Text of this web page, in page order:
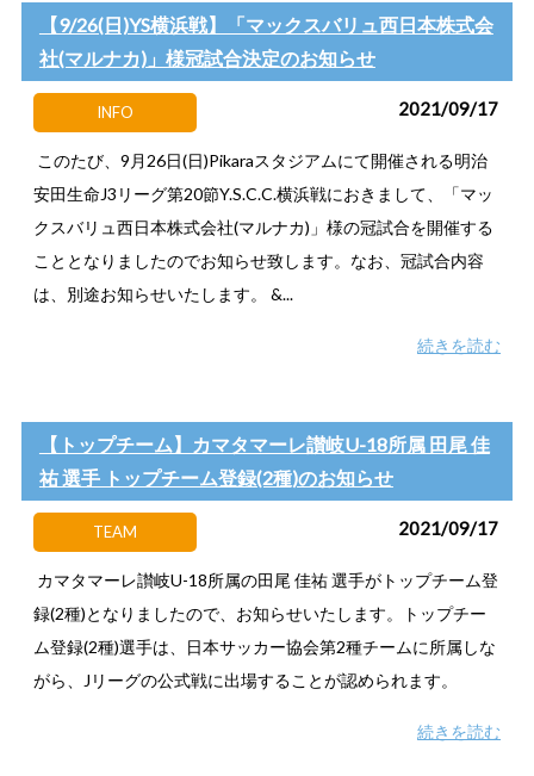
【9/26(日)YS横浜戦】「マックスバリュ西日本株式会
社(マルナカ)」様冠試合決定のお知らせ
INFO 2021/09/17
このたび、9月26日(日)Pikaraスタジアムにて開催される明治
安田生命J3リーグ第20節Y.S.C.C.横浜戦におきまして、「マッ
クスバリュ西日本株式会社(マルナカ)」様の冠試合を開催する
こととなりましたのでお知らせ致します。なお、冠試合内容
は、別途お知らせいたします。 &...
続きを読む
【トップチーム】カマタマーレ讃岐U-18所属 田尾 佳
祐 選手 トップチーム登録(2種)のお知らせ
TEAM 2021/09/17
カマタマーレ讃岐U-18所属の田尾 佳祐 選手がトップチーム登
録(2種)となりましたので、お知らせいたします。トップチー
ム登録(2種)選手は、日本サッカー協会第2種チームに所属しな
がら、Jリーグの公式戦に出場することが認められます。
続きを読む